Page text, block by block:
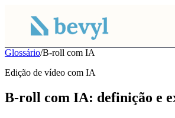
Glossário/B-roll com IA
Edição de vídeo com IA
B-roll com IA: definição e